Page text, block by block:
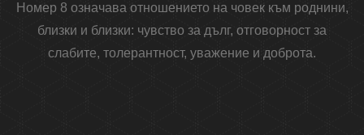
Номер 8 означава отношението на човек към роднини,
близки и близки: чувство за дълг, отговорност за
слабите, толерантност, уважение и доброта.